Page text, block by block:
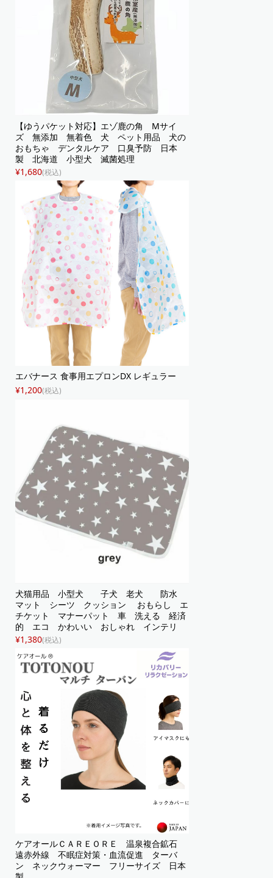
【ゆうパケット対応】エゾ鹿の角 Mサイ
ズ 無添加 無着色 犬 ペット用品 犬の
おもちゃ デンタルケア 口臭予防 日本
製 北海道 小型犬 滅菌処理
¥1,680(税込)
エバナース 食事用エプロンDX レギュラー
¥1,200(税込)
犬猫用品 小型犬 子犬 老犬 防水
マット シーツ クッション おもらし エ
チケット マナーパット 車 洗える 経済
的 エコ かわいい おしゃれ インテリ
ア 星柄 プリント グレー
¥1,380(税込)
ケアオールＣＡＲＥＯＲＥ 温泉複合鉱石
遠赤外線 不眠症対策・血流促進 ターバ
ン ネックウォーマー フリーサイズ 日本